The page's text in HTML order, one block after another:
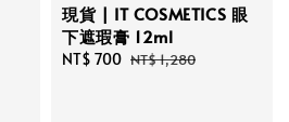
現貨 | IT COSMETICS 眼
下遮瑕膏 12ml
Sale
NT$ 700 Regular
NT$ 1,280